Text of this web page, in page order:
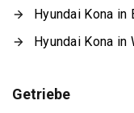
Hyundai Kona
Hyundai Kona in
Getriebe